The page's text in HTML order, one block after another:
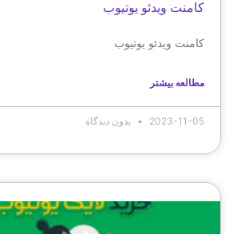
کامنت ویدئو یوتیوب
کامنت ویدئو یوتیوب
مطالعه بیشتر
2023-11-05 بدون دیدگاه